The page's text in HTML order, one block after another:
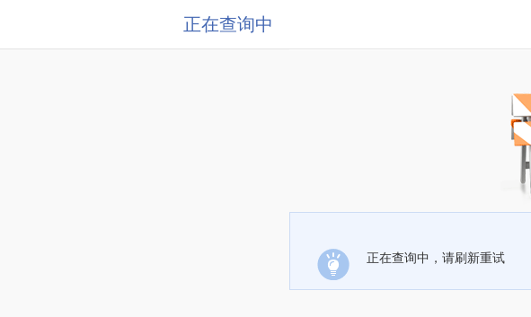
正在查询中
正在查询中，请刷新重试